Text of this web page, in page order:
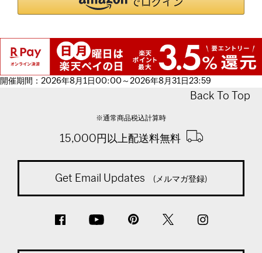
開催期間：2026年8月1日00:00～2026年8月31日23:59
Back To Top
※通常商品税込計算時
15,000円以上配送料無料
Get Email Updates (メルマガ登録)